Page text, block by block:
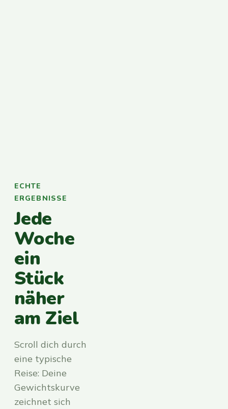
ECHTE
ERGEBNISSE
Jede
Woche
ein
Stück
näher
am Ziel
Scroll dich durch
eine typische
Reise: Deine
Gewichtskurve
zeichnet sich